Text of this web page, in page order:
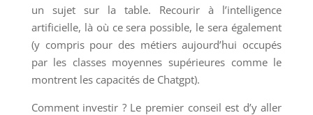
un sujet sur la table. Recourir à l’intelligence
artificielle, là où ce sera possible, le sera également
(y compris pour des métiers aujourd’hui occupés
par les classes moyennes supérieures comme le
montrent les capacités de Chatgpt).
Comment investir ? Le premier conseil est d’y aller